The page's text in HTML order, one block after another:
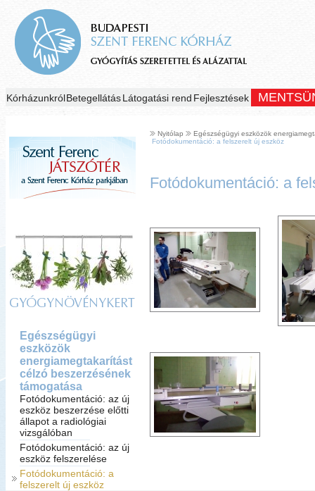
KórházunkrólBetegellátásLátogatási rend Fejlesztések
GYÓGYNÖVÉNYKERT
Egészségügyi
eszközök
energiamegtakarítást
célzó beszerzésének
támogatása
Fotódokumentáció: az új
eszköz beszerzése előtti
állapot a radiológiai
vizsgálóban
Fotódokumentáció: az új
eszköz felszerelése
Fotódokumentáció: a
felszerelt új eszköz
Nyitólap
Egészségügyi eszközök
Fotódokumentáció: a felszerelt új eszköz
Fotódokumentáció: a